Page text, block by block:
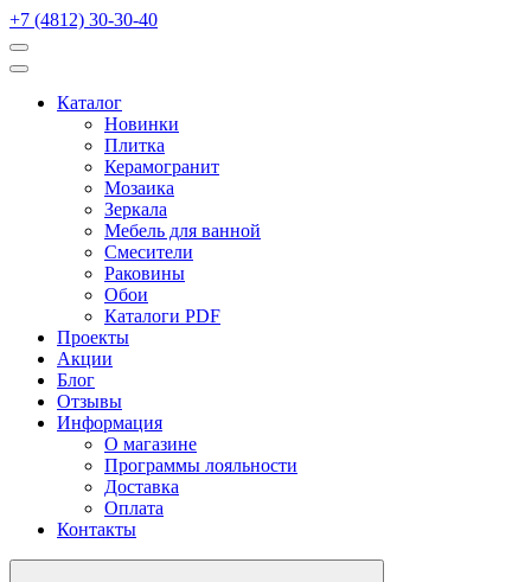
+7 (4812) 30-30-40
Каталог
Новинки
Плитка
Керамогранит
Мозаика
Зеркала
Мебель для ванной
Смесители
Раковины
Обои
Каталоги PDF
Проекты
Акции
Блог
Отзывы
Информация
О магазине
Программы лояльности
Доставка
Оплата
Контакты